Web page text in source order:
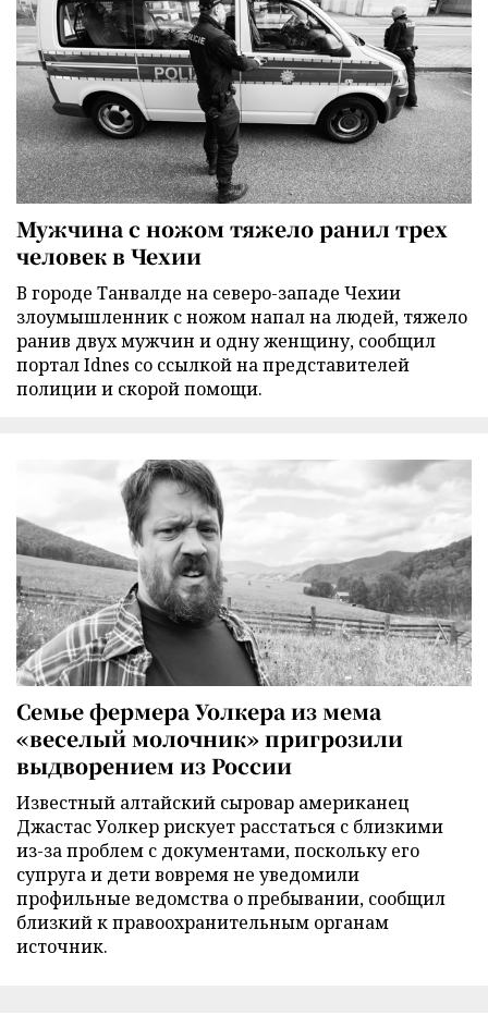
Мужчина с ножом тяжело ранил трех
человек в Чехии
В городе Танвалде на северо-западе Чехии
злоумышленник с ножом напал на людей, тяжело
ранив двух мужчин и одну женщину, сообщил
портал Idnes со ссылкой на представителей
полиции и скорой помощи.
Семье фермера Уолкера из мема
«веселый молочник» пригрозили
выдворением из России
Известный алтайский сыровар американец
Джастас Уолкер рискует расстаться с близкими
из-за проблем с документами, поскольку его
супруга и дети вовремя не уведомили
профильные ведомства о пребывании, сообщил
близкий к правоохранительным органам
источник.